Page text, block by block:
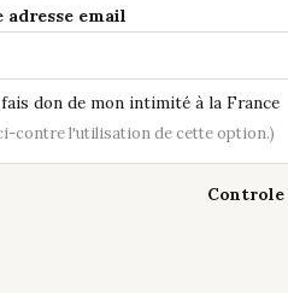
adresse email
fais don de mon intimité à la France
contre l'utilisation de cette option.)
Controle